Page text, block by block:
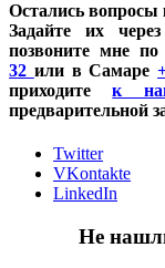
Остались вопросы
Задайте их
позвоните мне
32 или в Самаре
приходитек
предварительной
Twitter
VKontakte
LinkedIn
Не